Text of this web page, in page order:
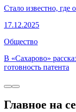
Стало известно,
17.12.2025
Общество
В «Сахарово»
готовность патента
Главное на